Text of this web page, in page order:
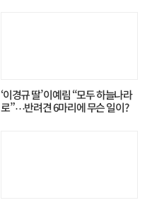
‘이경규 딸’ 이예림 “모두 하늘나라
로”⋯반려견 6마리에 무슨 일이?